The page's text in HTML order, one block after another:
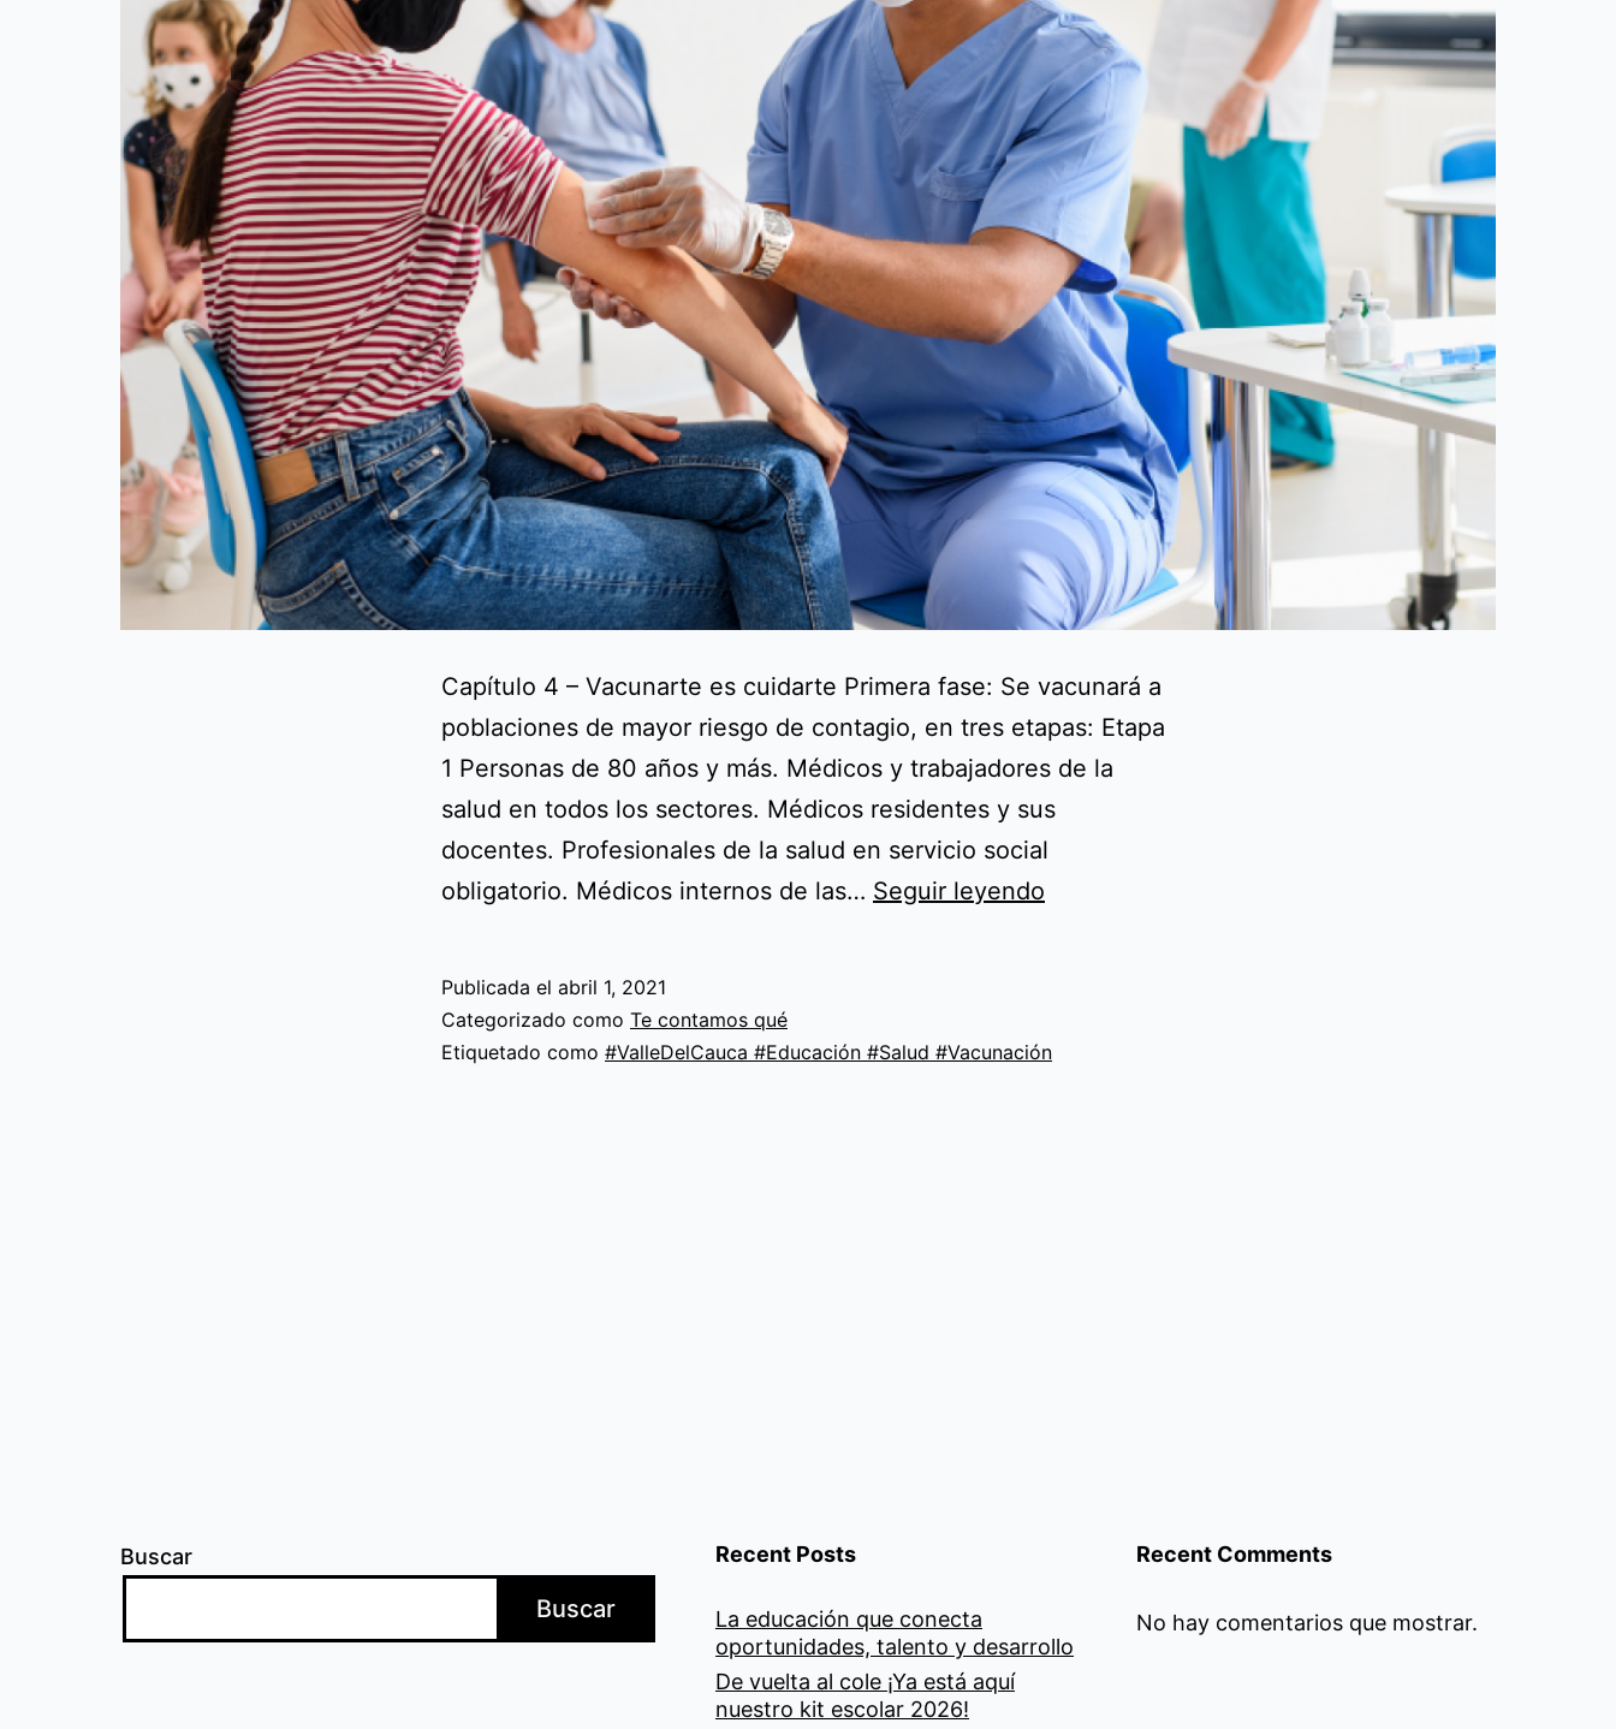
Capítulo 4 – Vacunarte es cuidarte Primera fase: Se vacunará a
poblaciones de mayor riesgo de contagio, en tres etapas: Etapa
1 Personas de 80 años y más. Médicos y trabajadores de la
salud en todos los sectores. Médicos residentes y sus
docentes. Profesionales de la salud en servicio social
obligatorio. Médicos internos de las… Seguir leyendo
es
Publicada el abril 1, 2021
Categorizado como Te contamos qué
Etiquetado como #ValleDelCauca #Educación #Salud #Vacunación
Buscar
Buscar
Recent Posts
La educación que conecta
oportunidades, talento y desarrollo
De vuelta al cole ¡Ya está aquí
nuestro kit escolar 2026!
Recent Comments
No hay comentarios que mostrar.